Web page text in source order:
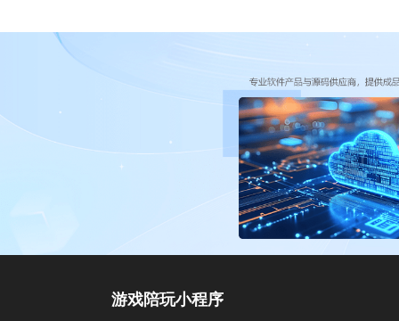
游戏陪玩小程序